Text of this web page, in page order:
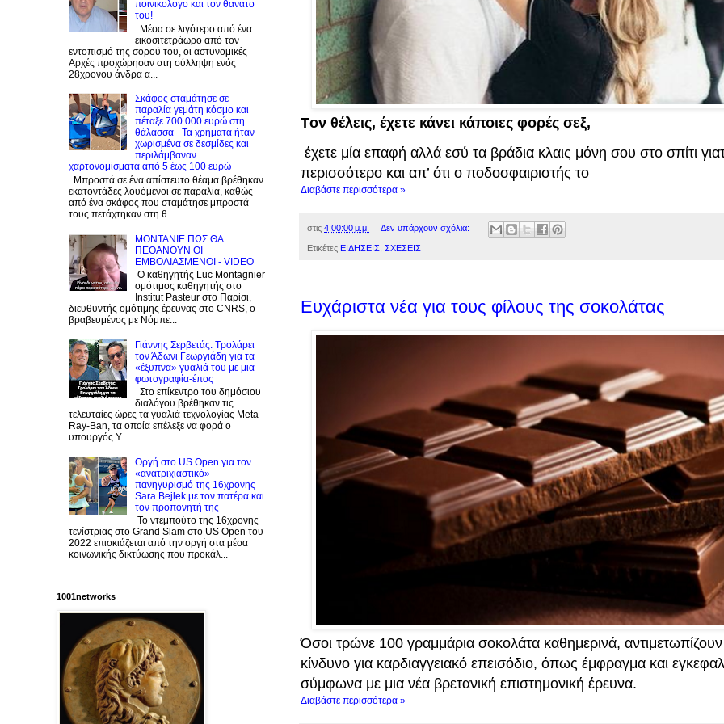
Tον θέλεις, έχετε κάνει κάποιες φορές σεξ,
έχετε μία επαφή αλλά εσύ τα βράδια κλαις μόνη σου στο σπίτι
περισσότερο και απ’ ότι ο ποδοσφαιριστής το
Διαβάστε περισσότερα »
στις 4:00:00 μ.μ. Δεν υπάρχουν σχόλια:
Ετικέτες ΕΙΔΗΣΕΙΣ ΣΧΕΣΕΙΣ
Ευχάριστα νέα για τους φίλους της σοκολάτας
Όσοι τρώνε 100 γραμμάρια σοκολάτα καθημερινά, αντιμετωπίζουν
κίνδυνο για καρδιαγγειακό επεισόδιο, όπως έμφραγμα και
σύμφωνα με μια νέα βρετανική επιστημονική έρευνα.
Διαβάστε περισσότερα »
ποινικολόγο και τον θανατο
του!
Μέσα σε λιγότερο από ένα
εικοσιτετράωρο από τον
εντοπισμό της σορού του, οι αστυνομικές
Αρχές προχώρησαν στη σύλληψη ενός
28χρονου άνδρα α...
Σκάφος σταμάτησε σε
παραλία γεμάτη κόσμο και
πέταξε 700.000 ευρώ στη
θάλασσα - Τα χρήματα ήταν
χωρισμένα σε δεσμίδες και
περιλάμβαναν
χαρτονομίσματα από 5 έως 100 ευρώ
Μπροστά σε ένα απίστευτο θέαμα βρέθηκαν
εκατοντάδες λουόμενοι σε παραλία, καθώς
από ένα σκάφος που σταμάτησε μπροστά
τους πετάχτηκαν στη θ...
ΜΟΝΤΑΝΙΕ ΠΩΣ ΘΑ
ΠΕΘΑΝΟΥΝ ΟΙ
ΕΜΒΟΛΙΑΣΜΕΝΟΙ - VIDEO
Ο καθηγητής Luc Montagnier
ομότιμος καθηγητής στο
Institut Pasteur στο Παρίσι,
διευθυντής ομότιμης έρευνας στο CNRS, o
βραβευμένος με Νόμπε...
Γιάννης Σερβετάς: Τρολάρει
τον Άδωνι Γεωργιάδη για τα
«έξυπνα» γυαλιά του με μια
φωτογραφία-έπος
Στο επίκεντρο του δημόσιου
διαλόγου βρέθηκαν τις
τελευταίες ώρες τα γυαλιά τεχνολογίας Meta
Ray-Ban, τα οποία επέλεξε να φορά ο
υπουργός Υ...
Οργή στο US Open για τον
«ανατριχιαστικό»
πανηγυρισμό της 16χρονης
Sara Bejlek με τον πατέρα και
τον προπονητή της
Το ντεμπούτο της 16χρονης
τενίστριας στο Grand Slam στο US Open του
2022 επισκιάζεται από την οργή στα μέσα
κοινωνικής δικτύωσης που προκάλ...
1001networks